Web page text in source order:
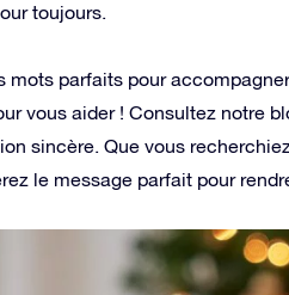
toujours.
mots parfaits pour
vous aider ! Consultez notre
sincère. Que vous
le message parfait pour